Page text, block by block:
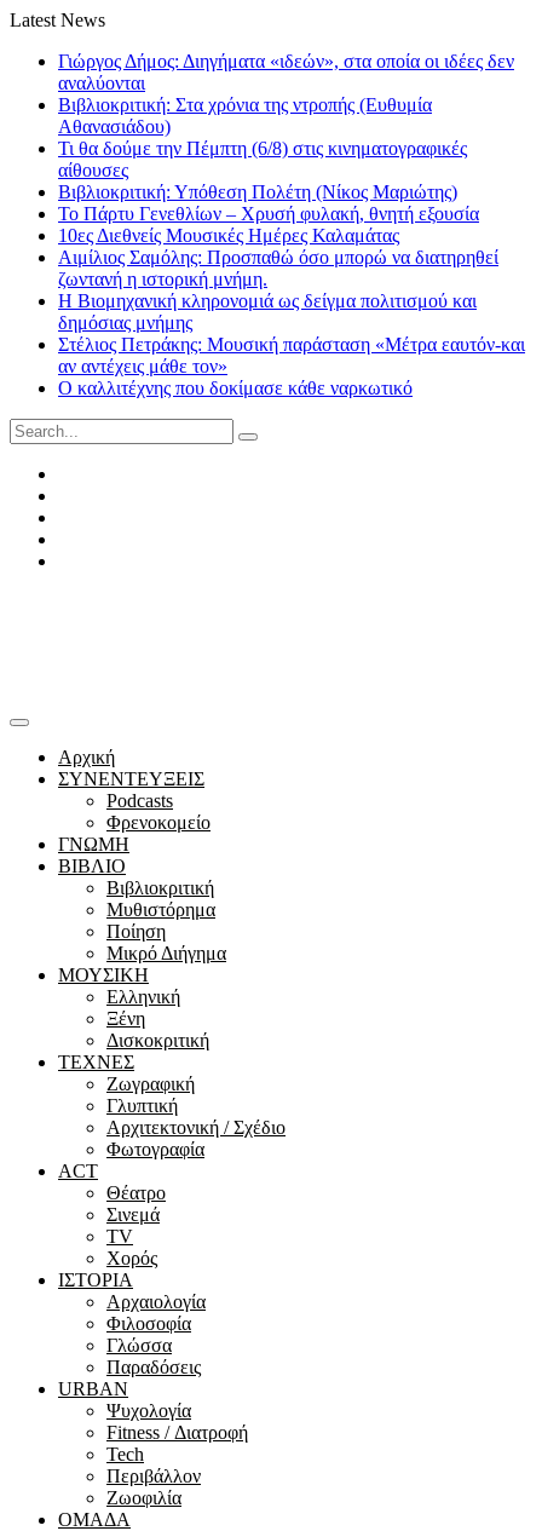
Latest News
Γιώργος Δήμος: Διηγήματα «ιδεών», στα οποία οι ιδέες δεν
αναλύονται
Βιβλιοκριτική: Στα χρόνια της ντροπής (Ευθυμία
Αθανασιάδου)
Τι θα δούμε την Πέμπτη (6/8) στις κινηματογραφικές
αίθουσες
Βιβλιοκριτική: Υπόθεση Πολέτη (Νίκος Μαριώτης)
Το Πάρτυ Γενεθλίων – Χρυσή φυλακή, θνητή εξουσία
10ες Διεθνείς Μουσικές Ημέρες Καλαμάτας
Αιμίλιος Σαμόλης: Προσπαθώ όσο μπορώ να διατηρηθεί
ζωντανή η ιστορική μνήμη.
Η Βιομηχανική κληρονομιά ως δείγμα πολιτισμού και
δημόσιας μνήμης
Στέλιος Πετράκης: Μουσική παράσταση «Μέτρα εαυτόν-και
αν αντέχεις μάθε τον»
Ο καλλιτέχνης που δοκίμασε κάθε ναρκωτικό
Search
for:
Αρχική
ΣΥΝΕΝΤΕΥΞΕΙΣ
Podcasts
Φρενοκομείο
ΓΝΩΜΗ
ΒΙΒΛΙΟ
Βιβλιοκριτική
Μυθιστόρημα
Ποίηση
Μικρό Διήγημα
ΜΟΥΣΙΚΗ
Ελληνική
Ξένη
Δισκοκριτική
ΤΕΧΝΕΣ
Ζωγραφική
Γλυπτική
Αρχιτεκτονική / Σχέδιο
Φωτογραφία
ACT
Θέατρο
Σινεμά
ΤV
Χορός
ΙΣΤΟΡΙΑ
Αρχαιολογία
Φιλοσοφία
Γλώσσα
Παραδόσεις
URBAN
Ψυχολογία
Fitness / Διατροφή
Tech
Περιβάλλον
Ζωοφιλία
ΟΜΑΔΑ